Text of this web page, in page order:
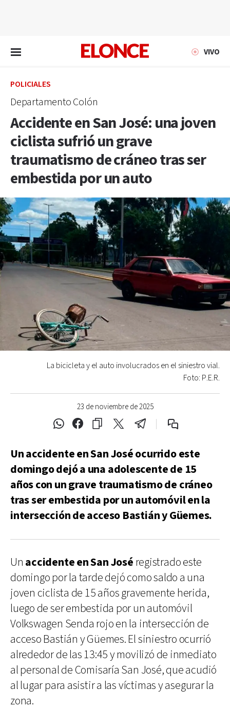
VIVO
POLICIALES
Departamento Colón
Accidente en San José: una joven
ciclista sufrió un grave
traumatismo de cráneo tras ser
embestida por un auto
23 de noviembre de 2025
La bicicleta y el auto involucrados en el siniestro vial.
Foto: P.E.R.
Un accidente en San José ocurrido este
domingo dejó a una adolescente de 15
años con un grave traumatismo de cráneo
tras ser embestida por un automóvil en la
intersección de acceso Bastián y Güemes.
Un accidente en San José registrado este
domingo por la tarde dejó como saldo a una
joven ciclista de 15 años gravemente herida,
luego de ser embestida por un automóvil
Volkswagen Senda rojo en la intersección de
acceso Bastián y Güemes. El siniestro ocurrió
alrededor de las 13:45 y movilizó de inmediato
al personal de Comisaría San José, que acudió
al lugar para asistir a las víctimas y asegurar la
zona.